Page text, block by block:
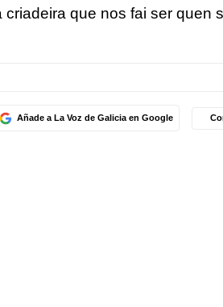
que nos fai ser quen
Añade a La Voz de Galicia en Google